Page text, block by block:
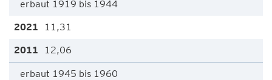
erbaut 1919 bis 1944
11,31
12,06
erbaut 1945 bis 1960